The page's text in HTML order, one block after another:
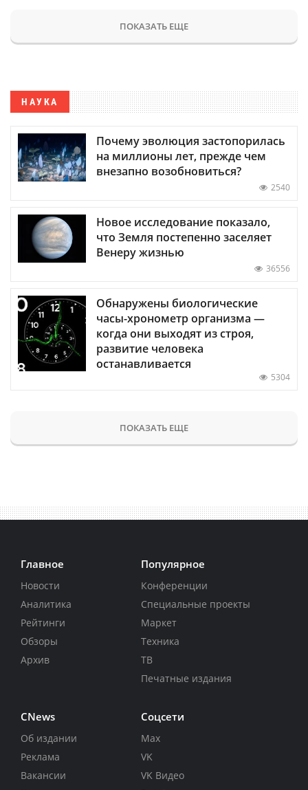
ПОКАЗАТЬ ЕЩЕ
НАУКА
Почему эволюция застопорилась
на миллионы лет, прежде чем
внезапно возобновиться?
2540
Новое исследование показало,
что Земля постепенно заселяет
Венеру жизнью
36556
Обнаружены биологические
часы-хронометр организма —
когда они выходят из строя,
развитие человека
останавливается
5304
ПОКАЗАТЬ ЕЩЕ
Главное
Новости
Аналитика
Рейтинги
Обзоры
Архив
Популярное
Конференции
Специальные проекты
Маркет
Техника
ТВ
Печатные издания
CNews
Об издании
Реклама
Вакансии
Соцсети
Max
VK
VK Видео